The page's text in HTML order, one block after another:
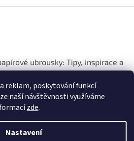
reklam, poskytování funkcí
naší návštěvnosti využíváme
zde.
Nastavení
ubrousky: Tipy, inspirace a